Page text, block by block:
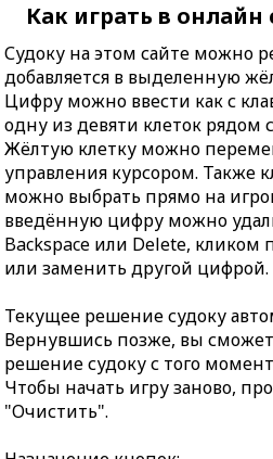
Как играть в онлайн
Судоку на этом сайте можно
добавляется в выделенную
Цифру можно ввести как с
одну из девяти клеток рядом
Жёлтую клетку можно
управления курсором. Также
можно выбрать прямо на
введённую цифру можно
Backspace или Delete, кликом
или заменить другой цифрой.
Текущее решение судоку
Вернувшись позже, вы
решение судоку с того
Чтобы начать игру заново,
"Очистить".